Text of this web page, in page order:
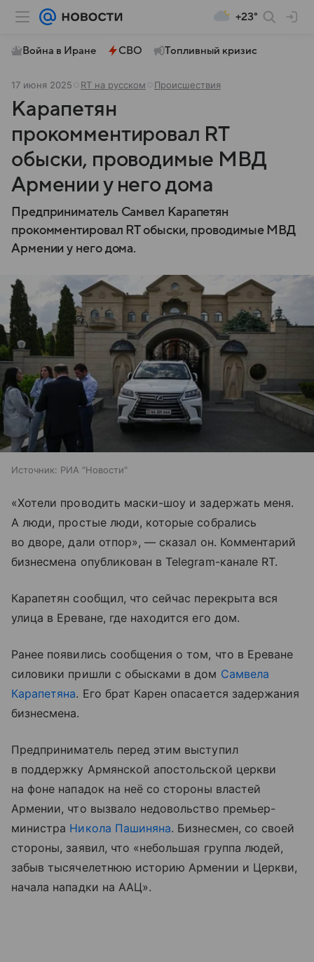
+23°
Война в Иране СВО Топливный кризис
17 июня 2025 RT на русском Происшествия
Карапетян
прокомментировал RT
обыски, проводимые МВД
Армении у него дома
Предприниматель Самвел Карапетян
прокомментировал RT обыски, проводимые МВД
Армении у него дома.
Источник: РИА "Новости"
«Хотели проводить маски-шоу и задержать меня.
А люди, простые люди, которые собрались
во дворе, дали отпор», — сказал он. Комментарий
бизнесмена опубликован в Telegram-канале RT.
Карапетян сообщил, что сейчас перекрыта вся
улица в Ереване, где находится его дом.
Ранее появились сообщения о том, что в Ереване
силовики пришли с обысками в дом Самвела
Карапетяна. Его брат Карен опасается задержания
бизнесмена.
Предприниматель перед этим выступил
в поддержку Армянской апостольской церкви
на фоне нападок на неё со стороны властей
Армении, что вызвало недовольство премьер-
министра Никола Пашиняна. Бизнесмен, со своей
стороны, заявил, что «небольшая группа людей,
забыв тысячелетнюю историю Армении и Церкви,
начала нападки на ААЦ».